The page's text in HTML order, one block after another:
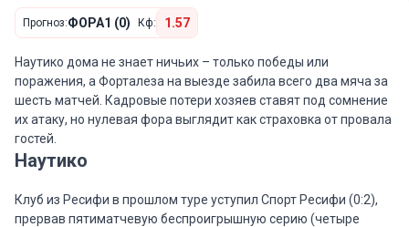
Прогноз:ФОРА1 (0) Кф: 1.57
Наутико дома не знает ничьих – только победы или
поражения, а Форталеза на выезде забила всего два мяча за
шесть матчей. Кадровые потери хозяев ставят под сомнение
их атаку, но нулевая фора выглядит как страховка от провала
гостей.
Наутико
Клуб из Ресифи в прошлом туре уступил Спорт Ресифи (0:2),
прервав пятиматчевую беспроигрышную серию (четыре